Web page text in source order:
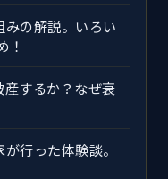
みの解説。いろい
！
するか？なぜ衰
行った体験談。